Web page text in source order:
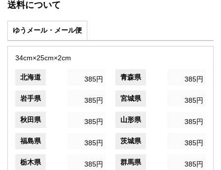
送料について
ゆうメール・メール便
34cm×25cm×2cm
北海道 385円 青森県 385円
岩手県 385円 宮城県 385円
秋田県 385円 山形県 385円
福島県 385円 茨城県 385円
栃木県 385円 群馬県 385円